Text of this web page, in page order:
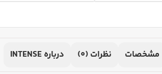
مشخصات نظرات (0) درباره INTENSE